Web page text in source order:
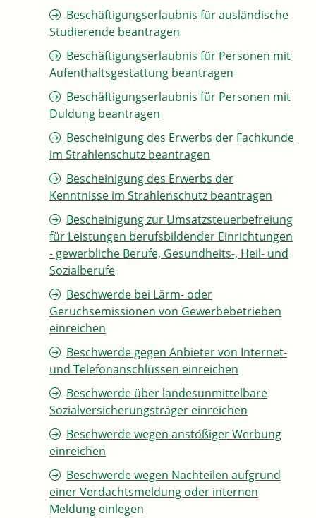
Beschäftigungserlaubnis für ausländische
Studierende beantragen
Beschäftigungserlaubnis für Personen mit
Aufenthaltsgestattung beantragen
Beschäftigungserlaubnis für Personen mit
Duldung beantragen
Bescheinigung des Erwerbs der Fachkunde
im Strahlenschutz beantragen
Bescheinigung des Erwerbs der
Kenntnisse im Strahlenschutz beantragen
Bescheinigung zur Umsatzsteuerbefreiung
für Leistungen berufsbildender Einrichtungen
- gewerbliche Berufe, Gesundheits-, Heil- und
Sozialberufe
Beschwerde bei Lärm- oder
Geruchsemissionen von Gewerbebetrieben
einreichen
Beschwerde gegen Anbieter von Internet-
und Telefonanschlüssen einreichen
Beschwerde über landesunmittelbare
Sozialversicherungsträger einreichen
Beschwerde wegen anstößiger Werbung
einreichen
Beschwerde wegen Nachteilen aufgrund
einer Verdachtsmeldung oder internen
Meldung einlegen